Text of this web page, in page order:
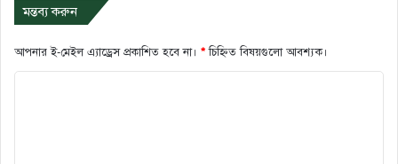
মন্তব্য করুন
আপনার ই-মেইল এ্যাড্রেস প্রকাশিত হবে না। *চিহ্নিত বিষয়গুলো আবশ্যক।